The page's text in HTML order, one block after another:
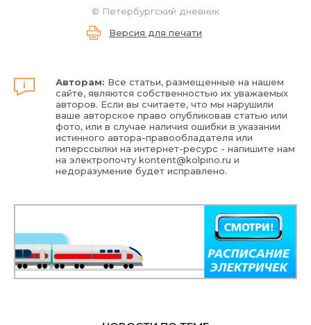
© Петербургский дневник
Версия для печати
Авторам: Все статьи, размещенные на нашем
сайте, являются собственностью их уважаемых
авторов. Если вы считаете, что мы нарушили
ваше авторское право опубликовав статью или
фото, или в случае наличия ошибки в указании
истинного автора-правообладателя или
гиперссылки на интернет-ресурс - напишите нам
на электропочтуkontent@kolpino.ru и
недоразумение будет исправлено.